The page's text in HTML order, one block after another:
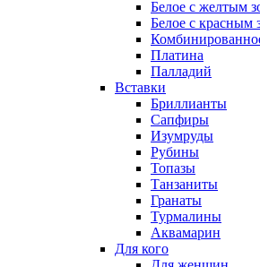
Белое с желтым
Белое с красным
Платина
Палладий
Вставки
Бриллианты
Сапфиры
Изумруды
Рубины
Топазы
Танзаниты
Гранаты
Турмалины
Аквамарин
Для кого